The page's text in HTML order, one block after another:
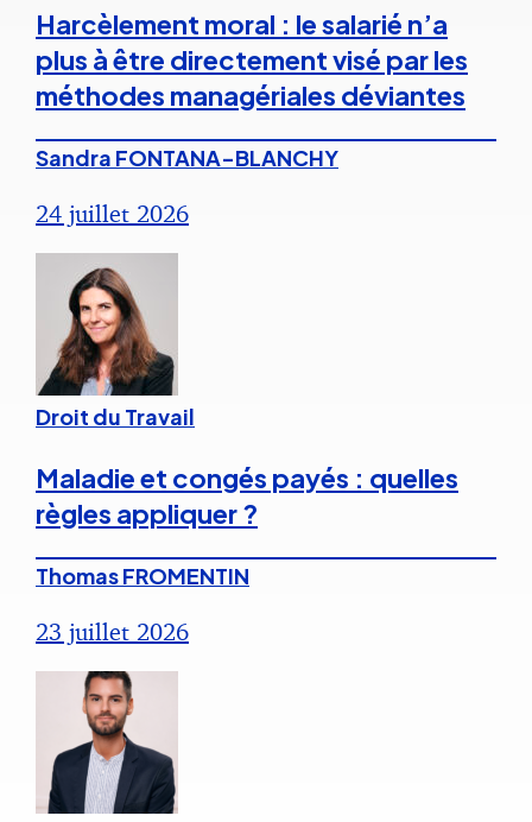
Harcèlement moral : le salarié n’a
plus à être directement visé par les
méthodes managériales déviantes
Sandra FONTANA-BLANCHY
24 juillet 2026
Droit du Travail
Maladie et congés payés : quelles
règles appliquer ?
Thomas FROMENTIN
23 juillet 2026